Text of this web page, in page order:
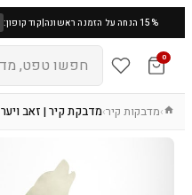
15% הנחה על הזמנה ראשונה |קוד קופון:
0
›מדבקות קיר›מדבקת קיר | זאב ויער